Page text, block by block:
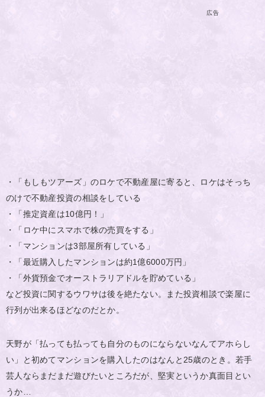
広告
・「もしもツアーズ」のロケで不動産屋に寄ると、ロケはそっち
のけで不動産投資の相談をしている
・「推定資産は10億円！」
・「ロケ中にスマホで株の売買をする」
・「マンションは3部屋所有している」
・「最近購入したマンションは約1億6000万円」
・「外貨預金でオーストラリアドルを貯めている」
など投資に関するウワサは後を絶たない。また投資相談で楽屋に
行列が出来るほどなのだとか。
天野が「払っても払っても自分のものにならないなんてアホらし
い」と初めてマンションを購入したのはなんと25歳のとき。若手
芸人ならまだまだ遊びたいところだが、堅実というか真面目とい
うか…